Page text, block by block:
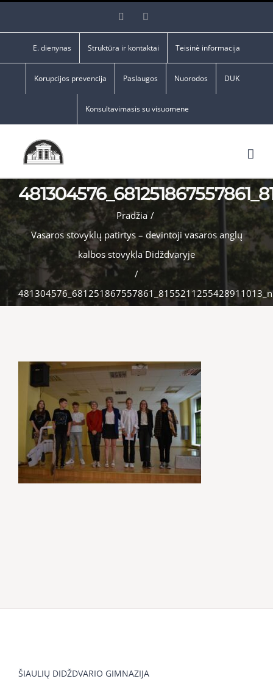
Facebook
E. dienynas Struktūra ir kontaktai Teisinė informacija
Korupcijos prevencija Paslaugos Nuorodos DUK
Konsultavimasis su visuomene
Pradžia /
Vasaros stovyklų patirtys – devintoji vasaros anglų
kalbos stovykla Didždvaryje
/
481304576_681251867557861_8155211255428911013_n
ŠIAULIŲ DIDŽDVARIO GIMNAZIJA